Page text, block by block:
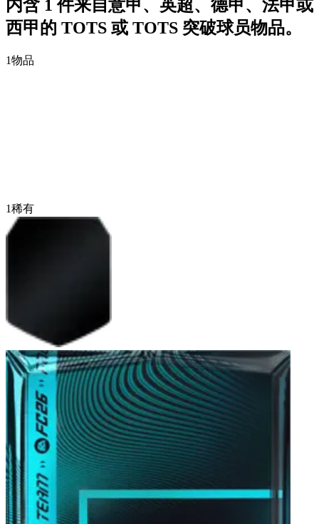
内含 1 件来自意甲、英超、德甲、法甲或
西甲的 TOTS 或 TOTS 突破球员物品。
1物品
1稀有